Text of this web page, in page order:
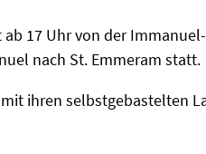
17 Uhr von der
nach St. Emmeram statt.
ihren selbstgebastelten